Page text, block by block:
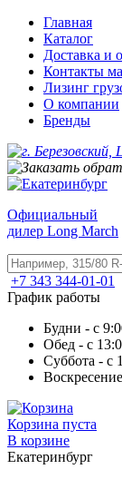
Главная
Каталог
Доставка и
Контакты
Лизинг
О компании
Бренды
Официальный
дилер Long March
+7 343 344-01-01
График работы
Будни - с
Обед - с
Суббота - с
Корзина пуста
В корзине
Екатеринбург